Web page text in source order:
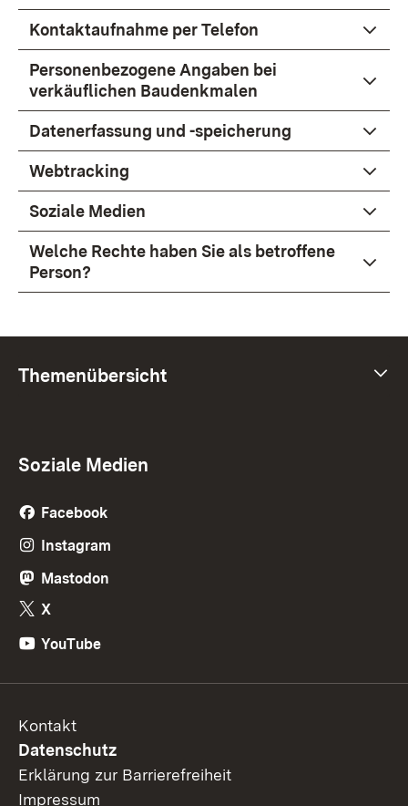
Kontaktaufnahme per Telefon
Personenbezogene Angaben bei
verkäuflichen Baudenkmalen
Datenerfassung und -speicherung
Webtracking
Soziale Medien
Welche Rechte haben Sie als betroffene
Person?
Themenübersicht
Themenübersicht
Soziale Medien
Facebook
Instagram
Mastodon
X
YouTube
Kontakt
Datenschutz
Erklärung zur Barrierefreiheit
Impressum